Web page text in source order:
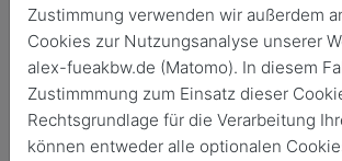
News
Zustimmung verwenden wir außerdem
Cookies zur Nutzungsanalyse unserer
alex-fueakbw.de (Matomo). In diesem
Zustimmmung zum Einsatz dieser
Rechtsgrundlage für die Verarbeitung
können entweder alle optionalen